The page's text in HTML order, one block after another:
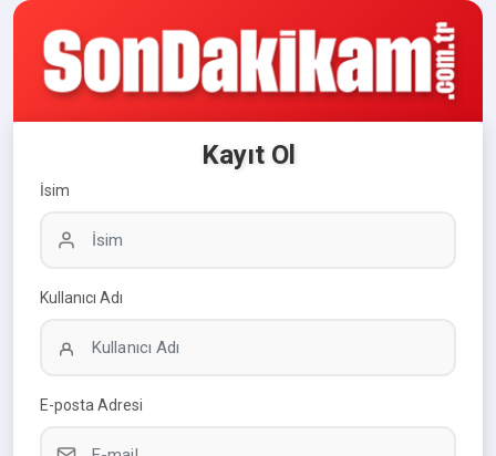
Kayıt Ol
İsim
Kullanıcı Adı
E-posta Adresi